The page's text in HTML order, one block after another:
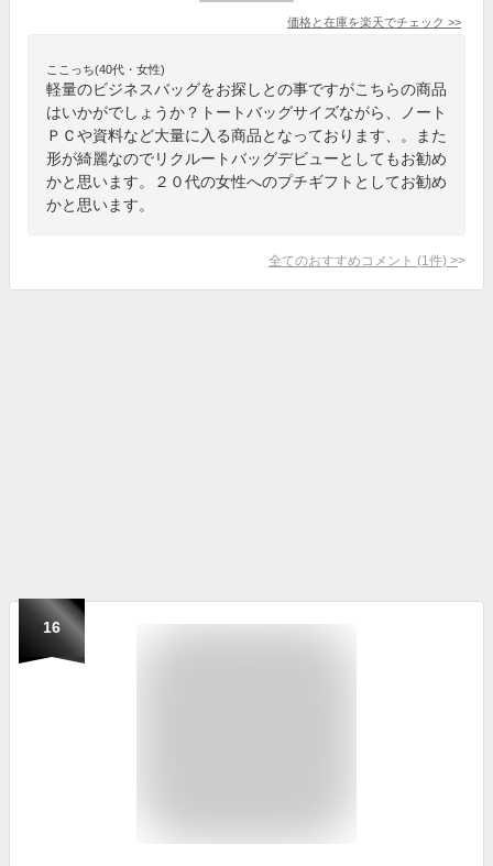
価格と在庫を楽天でチェック >>
ここっち(40代・女性)
軽量のビジネスバッグをお探しとの事ですがこちらの商品
はいかがでしょうか？トートバッグサイズながら、ノート
ＰＣや資料など大量に入る商品となっております、。また
形が綺麗なのでリクルートバッグデビューとしてもお勧め
かと思います。２０代の女性へのプチギフトとしてお勧め
かと思います。
全てのおすすめコメント (1 件) >
16